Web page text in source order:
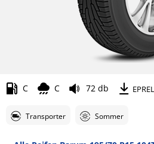
C C 72 db EPREL
Transporter Sommer